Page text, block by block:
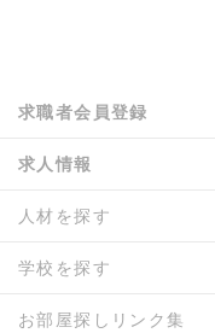
求職者会員登録
求人情報
人材を探す
学校を探す
お部屋探しリンク集